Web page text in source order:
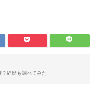
経歴も調べてみた